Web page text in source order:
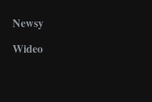
Newsy
Wideo